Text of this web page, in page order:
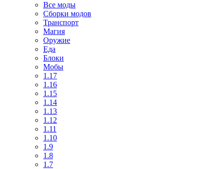
Все моды
Сборки модов
Транспорт
Магия
Оружие
Еда
Блоки
Мобы
1.17
1.16
1.15
1.14
1.13
1.12
1.11
1.10
1.9
1.8
1.7